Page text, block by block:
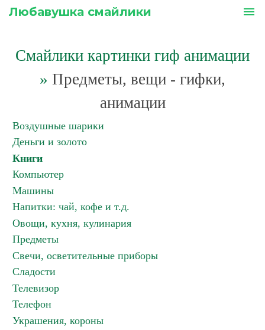
Любавушка смайлики menu
Смайлики картинки гиф анимации
» Предметы, вещи - гифки,
анимации
Воздушные шарики
Деньги и золото
Книги
Компьютер
Машины
Напитки: чай, кофе и т.д.
Овощи, кухня, кулинария
Предметы
Свечи, осветительные приборы
Сладости
Телевизор
Телефон
Украшения, короны